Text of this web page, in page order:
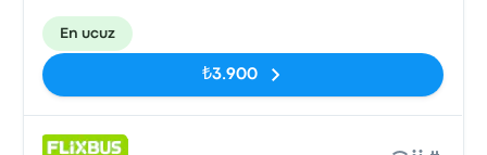
En ucuz
₺3.900